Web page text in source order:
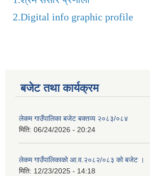
2.Digital info graphic profile
बजेट तथा कार्यक्रम
लेकम गाउँपालिका बजेट बक्तव्य २०८३/०८४
मिति: 06/24/2026 - 20:24
लेकम गाउँपालिकाको आ.व.२०८२/०८३ को बजेट ।
मिति: 12/23/2025 - 14:18